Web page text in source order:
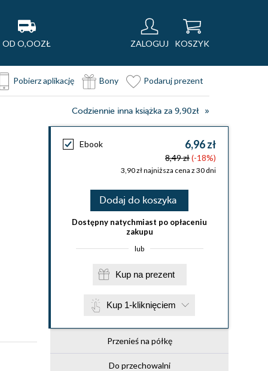
OD O,OOZŁ ZALOGUJ KOSZYK
Pobierz aplikację Bony Podaruj prezent
Codziennie inna książka za 9,90zł
Ebook 6,96 zł
8,49 zł(-18%)
3,90 zł najniższa cena z 30 dni
Dodaj do koszyka
Dostępny natychmiast po opłaceniu
zakupu
lub
Kup na prezent
Kup 1-kliknięciem
Przenieś na półkę
Do przechowalni